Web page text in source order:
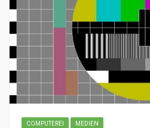
COMPUTEREI MEDIEN